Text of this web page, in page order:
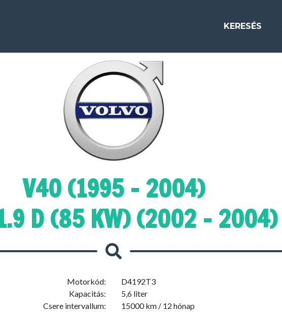
KERESÉS
V40 (1995 - 2004)
D (85 KW) (2002 - 2004)
Motorkód:
D4192T3
Kapacitás:
5,6 liter
Csere intervallum:
15000 km / 12 hónap